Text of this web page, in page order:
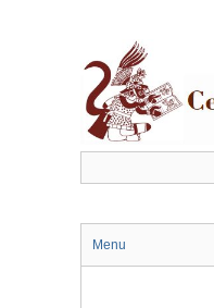
Menu